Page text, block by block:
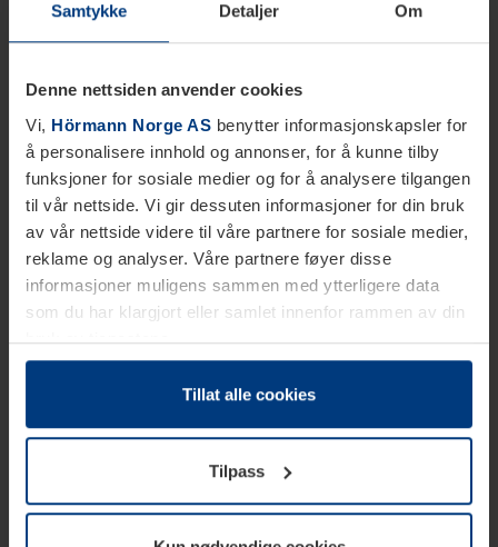
Samtykke Detaljer Om
Denne nettsiden anvender cookies
Vi, Hörmann Norge AS benytter informasjonskapsler for
å personalisere innhold og annonser, for å kunne tilby
funksjoner for sosiale medier og for å analysere tilgangen
til vår nettside. Vi gir dessuten informasjoner for din bruk
av vår nettside videre til våre partnere for sosiale medier,
reklame og analyser. Våre partnere føyer disse
informasjoner muligens sammen med ytterligere data
som du har klargjort eller samlet innenfor rammen av din
bruk av tjenestene.
Etter loven kan vi lagre informasjonskapsler på din
datamaskin, hvis disse er absolutt nødvendig for drift av
trenger vi din tillatelse. Du kan når som helst endre eller
tilbakekalle ditt samtykke i forklaringen av
informasjonskapselen på sidenPersonvernerklæringpå
Tillat alle cookies
Tilpass